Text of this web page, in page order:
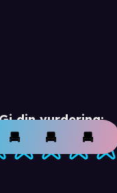
din vurdering: